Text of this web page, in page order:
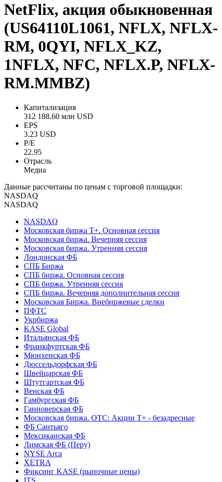
NetFlix, акция обыкновенная
(US64110L1061, NFLX, NFLX-
RM, 0QYI, NFLX_KZ,
1NFLX, NFC, NFLX.P, NFLX-
RM.MMBZ)
Капитализация
312 188.60 млн USD
EPS
3.23 USD
P/E
22.95
Отрасль
Медиа
Данные рассчитаны по ценам с торговой площадки:
NASDAQ
NASDAQ
NASDAQ
Московская биржа Т+. Основная сессия
Московская биржа. Вечерняя сессия
Московская биржа. Утренняя сессия
Лондонская ФБ
СПБ Биржа
СПБ биржа. Основная сессия
СПБ биржа. Утренняя сессия
СПБ биржа. Вечерняя дополнительная сессия
Московская Биржа. Внебиржевые сделки
ПФТС
Укрбиржа
KASE Global
Итальянская ФБ
Франкфуртская ФБ
Мюнхенская ФБ
Дюссельдорфская ФБ
Швейцарская ФБ
Штутгартская ФБ
Венская ФБ
Гамбургская ФБ
Ганноверская ФБ
Московская биржа. OTC: Акции T+ - безадресные
ФБ Сантьяго
Мексиканская ФБ
Лимская ФБ (Перу)
NYSE Arca
XETRA
Фиксинг KASE (рыночные цены)
ITS